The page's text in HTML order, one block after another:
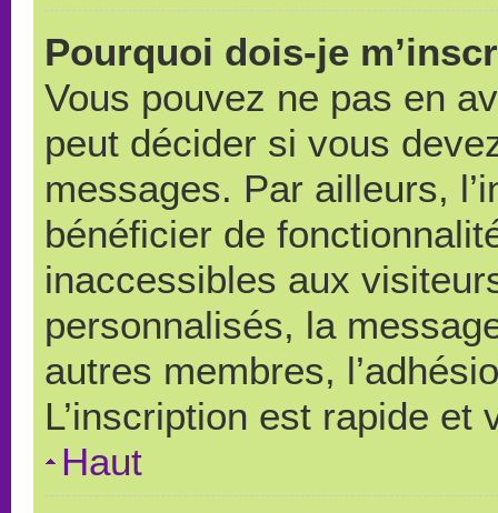
Pourquoi dois-je
Vous pouvez ne pas en
peut décider si vous
messages. Par ailleurs,
bénéficier de
inaccessibles aux
personnalisés, la
autres membres,
L’inscription est rapide et
Haut